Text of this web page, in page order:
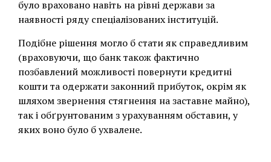
було враховано навіть на рівні держави за
наявності ряду спеціалізованих інституцій.
Подібне рішення могло б стати як справедливим
(враховуючи, що банк також фактично
позбавлений можливості повернути кредитні
кошти та одержати законний прибуток, окрім як
шляхом звернення стягнення на заставне майно),
так і обґрунтованим з урахуванням обставин, у
яких воно було б ухвалене.